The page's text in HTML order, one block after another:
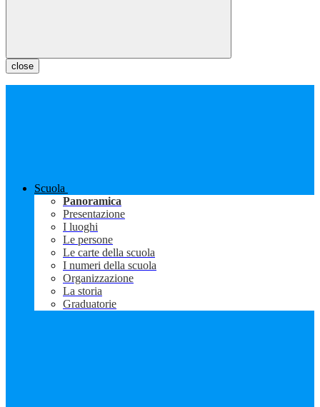
close
Scuola
Panoramica
Presentazione
I luoghi
Le persone
Le carte della scuola
I numeri della scuola
Organizzazione
La storia
Graduatorie